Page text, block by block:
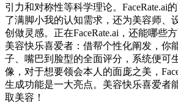
引力和对称性等科学理论。FaceRate.ai
了满脚小我的认知需求，还为美容师、
创做灵感。正在FaceRate.ai，还能哪些
美容快乐喜爱者：借帮个性化阐发，你
子、嘴巴到脸型的全面评分，系统便可
像，对于想要领会本人的面庞之美，
生成功能是一大亮点。美容快乐喜爱者
取美容！